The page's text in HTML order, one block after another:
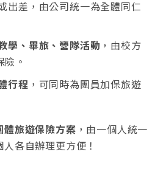
出差，由公司統一為全體同仁
學、畢旅、營隊活動 ，由校方
險。
行程 ，可同時為團員加保旅遊
體旅遊保險方案 ，由一個人統一
各自辦理更方便！